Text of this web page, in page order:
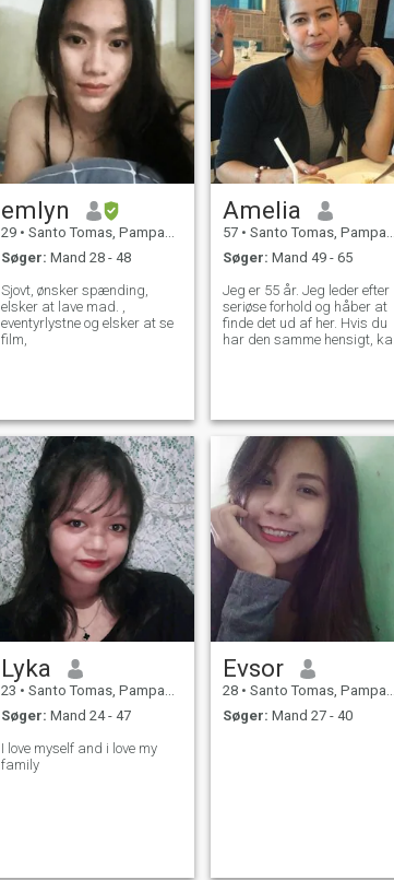
emlyn
29 • Santo Tomas, Pampanga, Filippinerne
Søger: Mand 28 - 48
Sjovt, ønsker spænding,
elsker at lave mad. ,
eventyrlystne og elsker at se
film,
Amelia
57 • Santo Tomas, Pampanga, Filippinerne
Søger: Mand 49 - 65
Jeg er 55 år. Jeg leder efter
seriøse forhold og håber at
finde det ud af her. Hvis du
har den samme hensigt, kan
Lyka
23 • Santo Tomas, Pampanga, Filippinerne
Søger: Mand 24 - 47
I love myself and i love my
family
Evsor
28 • Santo Tomas, Pampanga, Filippinerne
Søger: Mand 27 - 40